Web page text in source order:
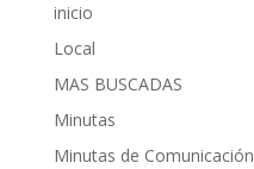
inicio
Local
MAS BUSCADAS
Minutas
Minutas de Comunicación